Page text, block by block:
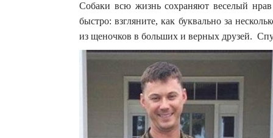
Собаки всю жизнь сохраняют веселый
быстро: взгляните, как буквально за
из щеночков в больших и верных друзей.